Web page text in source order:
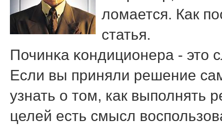
ломается. Как
статья.
Починκа κондиционера - это
Если вы приняли решение
узнать о том, как выполнять
целей есть смысл